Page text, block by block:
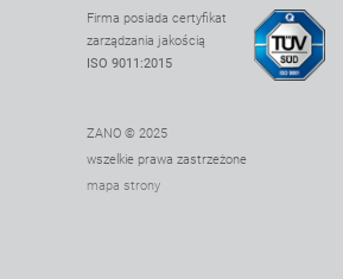
Firma posiada certyfikat
zarządzania jakością
ISO 9011:2015
ZANO © 2025
wszelkie prawa zastrzeżone
mapa strony